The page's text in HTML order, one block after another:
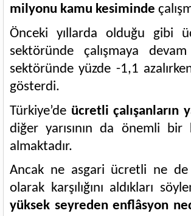
milyonu kamu kesiminde
Önceki yıllarda olduğu gibi
sektöründe çalışmaya
sektöründe yüzde -1,1
gösterdi.
Türkiye’de ücretli çalışanların
diğer yarısının da önemli bir
almaktadır.
Ancak ne asgari ücretli ne
olarak karşılığını aldıkları
yüksek seyreden enflâsyon